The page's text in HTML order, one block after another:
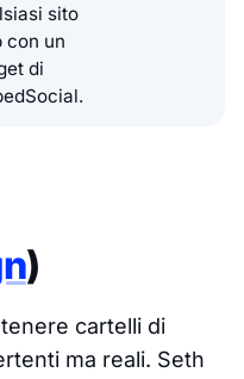
sito
con un
di
)
cartelli di
ma reali. Seth